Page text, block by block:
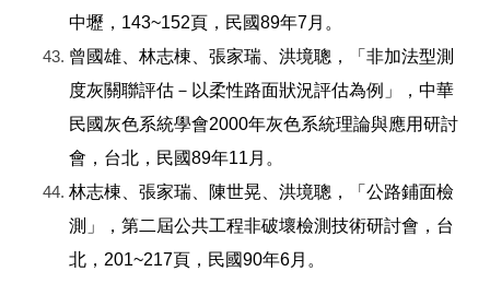
中壢，143~152頁，民國89年7月。
曾國雄、林志棟、張家瑞、洪境聰，「非加法型測
度灰關聯評估－以柔性路面狀況評估為例」，中華
民國灰色系統學會2000年灰色系統理論與應用研討
會，台北，民國89年11月。
林志棟、張家瑞、陳世晃、洪境聰，「公路鋪面檢
測」，第二屆公共工程非破壞檢測技術研討會，台
北，201~217頁，民國90年6月。